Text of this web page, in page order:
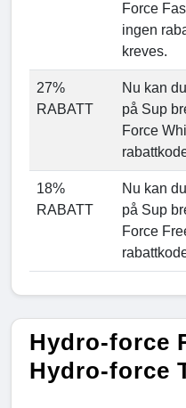
Force
ingen
kreves.
27%
RABATT
Nu kan
på Sup
Force
18%
RABATT
Nu kan
på Sup
Force
Hydro-force
Hydro-force